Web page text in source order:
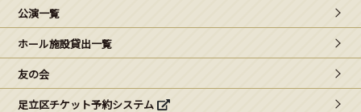
こどもみーてぃんぐ
Gがくえん
ブランドからのお知らせ
公演一覧
ホール施設貸出一覧
友の会
足立区チケット予約システム